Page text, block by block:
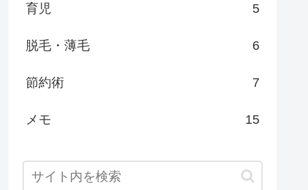
育児 5
脱毛・薄毛 6
節約術 7
メモ 15